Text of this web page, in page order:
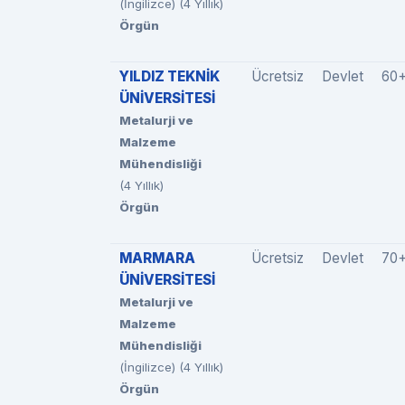
(İngilizce) (4 Yıllık)
Örgün
YILDIZ TEKNİK
ÜNİVERSİTESİ
Metalurji ve
Malzeme
Mühendisliği
(4 Yıllık)
Örgün
Ücretsiz Devlet
MARMARA
ÜNİVERSİTESİ
Metalurji ve
Malzeme
Mühendisliği
(İngilizce) (4 Yıllık)
Örgün
Ücretsiz Devlet